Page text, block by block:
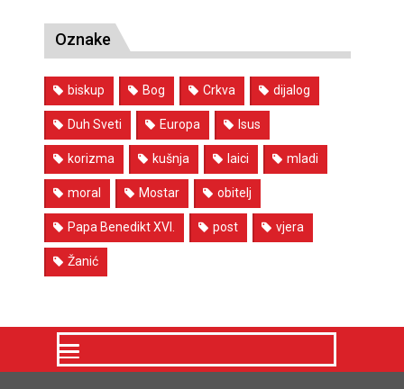
Oznake
biskup Bog Crkva dijalog
Duh Sveti Europa Isus
korizma kušnja laici mladi
moral Mostar obitelj
Papa Benedikt XVI. post vjera
Žanić